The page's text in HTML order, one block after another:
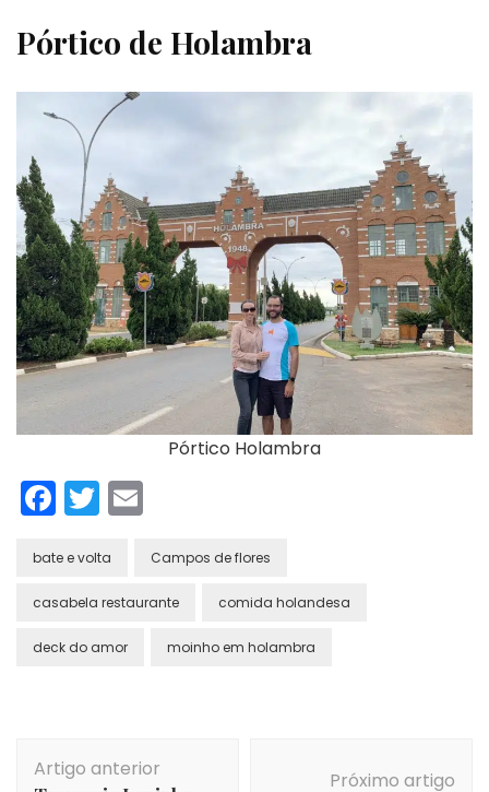
Pórtico de Holambra
Pórtico Holambra
Facebook
Twitter
bate e volta Campos de flores
casabela restaurante comida holandesa
deck do amor moinho em holambra
de
Artigo anterior Próximo artigo